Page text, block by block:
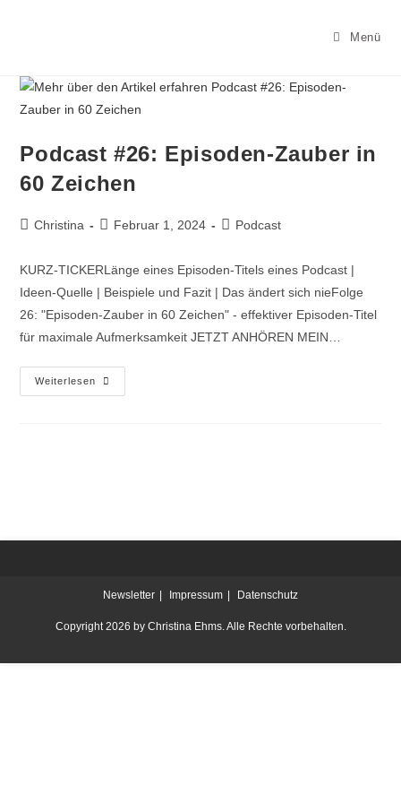
Menü
Podcast #26: Episoden-Zauber in
60 Zeichen
Christina Februar 1, 2024 Podcast
KURZ-TICKERLänge eines Episoden-Titels eines Podcast |
Ideen-Quelle | Beispiele und Fazit | Das ändert sich nieFolge
26: "Episoden-Zauber in 60 Zeichen" - effektiver Episoden-Titel
für maximale Aufmerksamkeit JETZT ANHÖREN MEIN…
Weiterlesen
Newsletter Impressum Datenschutz
Copyright 2026 by Christina Ehms. Alle Rechte vorbehalten.